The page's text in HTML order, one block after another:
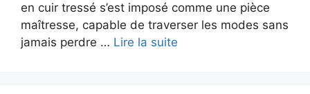
en cuir tressé s’est imposé comme une pièce
maîtresse, capable de traverser les modes sans
jamais perdre … Lire la suite